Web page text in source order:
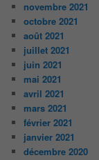
novembre 2021
octobre 2021
août 2021
juillet 2021
juin 2021
mai 2021
avril 2021
mars 2021
février 2021
janvier 2021
décembre 2020